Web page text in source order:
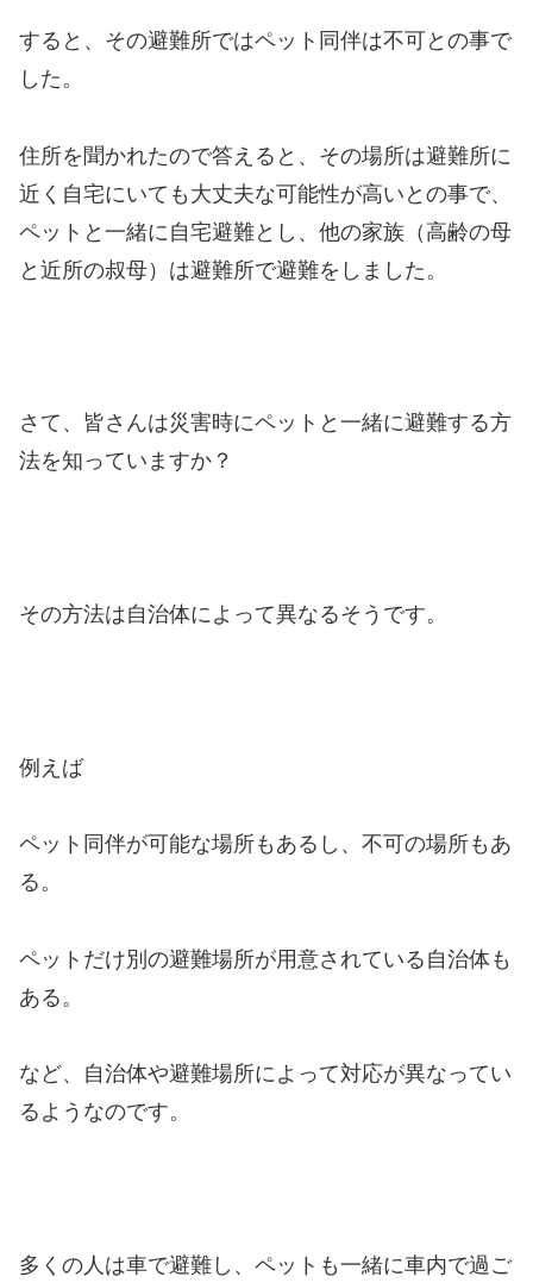
すると、その避難所ではペット同伴は不可との事で
した。
住所を聞かれたので答えると、その場所は避難所に
近く自宅にいても大丈夫な可能性が高いとの事で、
ペットと一緒に自宅避難とし、他の家族（高齢の母
と近所の叔母）は避難所で避難をしました。
さて、皆さんは災害時にペットと一緒に避難する方
法を知っていますか？
その方法は自治体によって異なるそうです。
例えば
ペット同伴が可能な場所もあるし、不可の場所もあ
る。
ペットだけ別の避難場所が用意されている自治体も
ある。
など、自治体や避難場所によって対応が異なってい
るようなのです。
多くの人は車で避難し、ペットも一緒に車内で過ご